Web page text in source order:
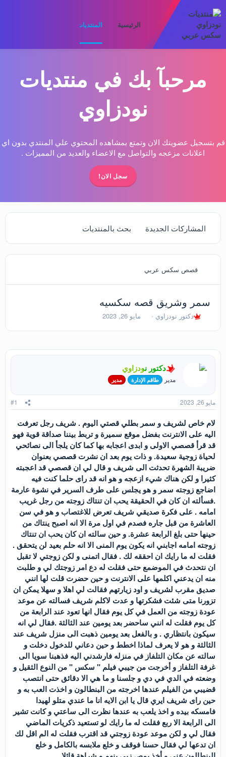
الرئيسية المنتديات
مرحبآ بك في منتديات
نودزاوي
قم بتسجيل عضويتك الان وتمتع بمشاهده المحتوي علي المنتدي بدون اي
اعلانات مزعجه والتواصل مع الاعضاء والعديد من المميزات .
سجل الان!
المشاركات الجديدة بحث بالمنتديات
قصص سكس عربي
سمر وشريق قصه سكسيه
ب
د
ا
م
و
ع
دكتور نودزاوي
ت
ر
خ
ل
ب
د
ء
مايو 26, 2023
دكتور نودزاوي
مدير طاقم الإدارة مدير
مايو 26, 2023 #1
لام خاص لشريف و سمر بطلي قصتي اليوم . شريف رجل تعرفت
اليه على الانترنت بفضل موقع سميرة و تربط بيننا صداقة قوية فهو
قد قرأ قصصي الاولى و ابدى اعجابه بها كما كان يلجأ الى نصائحي
لحياة زوجية سعيدة. و ذات يوم بعد ان نشرت قصصي بعنوان
ضريبة الشهرة تحدثت الى شريف و قال لي ان قصصي قد اعجبته
كثيرا و لكن هناك شيء ازعجه و هو انه قد راى حلما كنت فيه
اضاجع زوجته سمر و هو يجلس على طرف السرير في نشوة عارمة
.فسألته ان كان في الحقيقة يحب ان تنتاك زوجته من رجل غريب
امامه . على فكرة صديقي شريف تعرض للاغتصاب و هو في سن
العاشرة من قبل جاره فصدم في اول مرة الا انه اصبح ينتاك من
حينها حتى بلغ الرابعة عشرة. و حين سالته ان كان يحب ان تنتاك
زوجته امامه اجابني انه يكون يوم المنى الا انه حلم بعيد لن يتحقق .
فقلت له ما رايك ان احققه لك . فقال اتمنى و لكن زوجتي لا تقبل
ان نتحدث في الموضمع حتى فقلت له دع امر زوجتك لي و طلبت
منه ان يدعني اكلمها على الانترنت و حين حضرت قلت لها انني
صديق مقرب لشريف و اود زيارتهم فقالت لي اهلا و سهلا يمكن ان
تزورنا متى شئت فشكرتها و عدت لاكلم شريف فسالته عن موعد
عودة زوجته من العمل في كل يوم فقال انها تعود عند الرابعة من
كل يوم فقلت له انني ساحضر بعد يومين عند الثالثة .فقال لي انه
سيكون بانتظاري . و بالفعل بعد يومين ذهبت الى منزل شريف عند
الثالثة و هو لا يعرف لماذا اخطط و حين دعاني للدخول دخلت و
سالته عن مكان التلفاز في منزله فارشدني اليه فذهبنا سويا الى
غرفة التلفاز و أخرجت من جيبي فيلم " سكس " من النوع الثقيل و
وضعته في الدي في دي و جلسنا و ما هي الا دقائق حتى انتصب
قضيبي من الفيلم عندها اخرجته من البنطالون و اخذت العب به و
حين راى شريف ايري قال يا ابن الايه انا ما عندي متلو لهيدا
فامسكه بيده و اخذ يلعب به عندها نظرت الى ساعتي و كانت تشير
الى الرابعة الا ربع فقلت له ما رايك لو تستعيد ذكريات الماضي
فقال لي و لكن موعد عودة زوجتي قد اقترب فقلت له الم اقل لك
ان تدعها لي فقال حسنا فوقف و خلع ملابسه بالكامل و خلع